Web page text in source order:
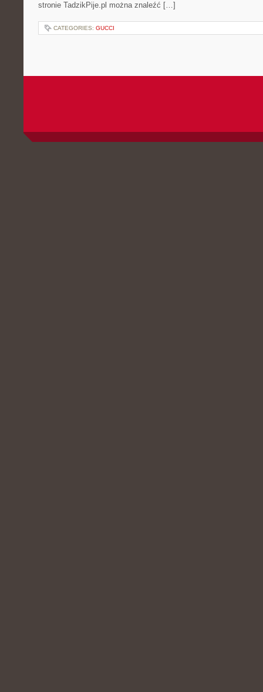
stronie TadzikPije.pl można znaleźć […]
CATEGORIES: GUCCI